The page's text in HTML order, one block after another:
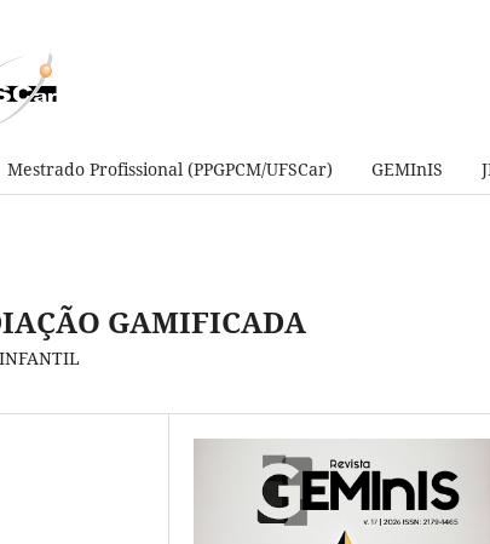
Mestrado Profissional (PPGPCM/UFSCar) GEMInIS
GAMIFICADA